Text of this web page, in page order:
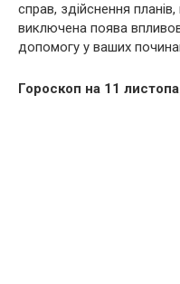
справ, здійснення
виключена поява
допомогу у ваших
Гороскоп на 11